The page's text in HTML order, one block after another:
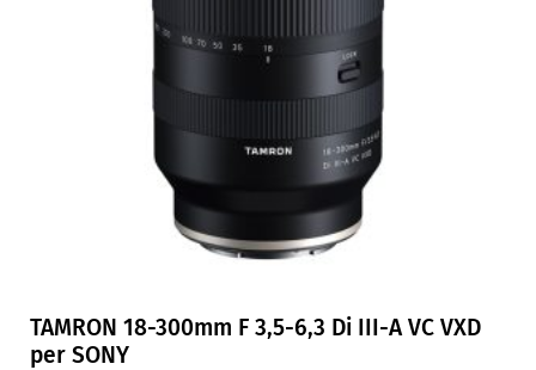
TAMRON 18-300mm F 3,5-6,3 Di III-A VC VXD
per SONY